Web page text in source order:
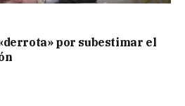
por subestimar el